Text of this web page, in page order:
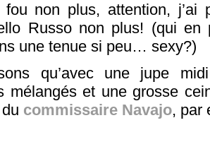
non plus, attention, j’ai
Russo non plus! (qui en
une tenue si peu… sexy?)
qu’avec une jupe
mélangés et une grosse
commissaire Navajo, par